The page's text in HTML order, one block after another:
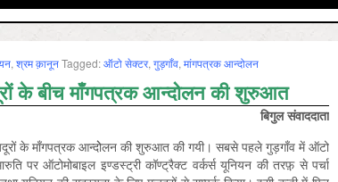
, श्रम क़ानूनTagged:ऑटो सेक्‍टर, गुड़गाँव, मांगपत्रक आन्‍दोलन
के बीच माँगपत्रक आन्दोलन की शुरुआत
बिगुल संवाददाता
के माँगपत्रक आन्दोेलन की शुरुआत की गयी। सबसे पहले गुड़गाँव में ऑटो
पर ऑटोमोबाइल इण्डस्ट्री कॉण्ट्रैक्ट वर्कर्स यूनियन की तरफ़़ से पर्चा